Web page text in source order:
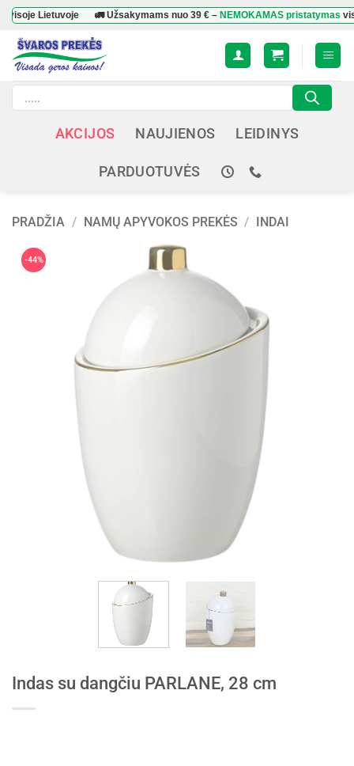
Skip
content
Lietuvoje 🚛 Užsakymams nuo39 €– NEMOKAMAS pristatymasvisoje
Products
search
AKCIJOS NAUJIENOS LEIDINYS
PARDUOTUVĖS
PRADŽIA / NAMŲ APYVOKOS PREKĖS / INDAI
-44%
Indas su dangčiu PARLANE, 28 cm